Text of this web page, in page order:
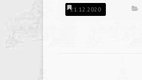
21.12.2020